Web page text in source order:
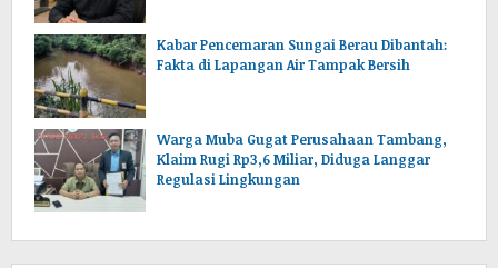
Kabar Pencemaran Sungai Berau Dibantah:
Fakta di Lapangan Air Tampak Bersih
Warga Muba Gugat Perusahaan Tambang,
Klaim Rugi Rp3,6 Miliar, Diduga Langgar
Regulasi Lingkungan